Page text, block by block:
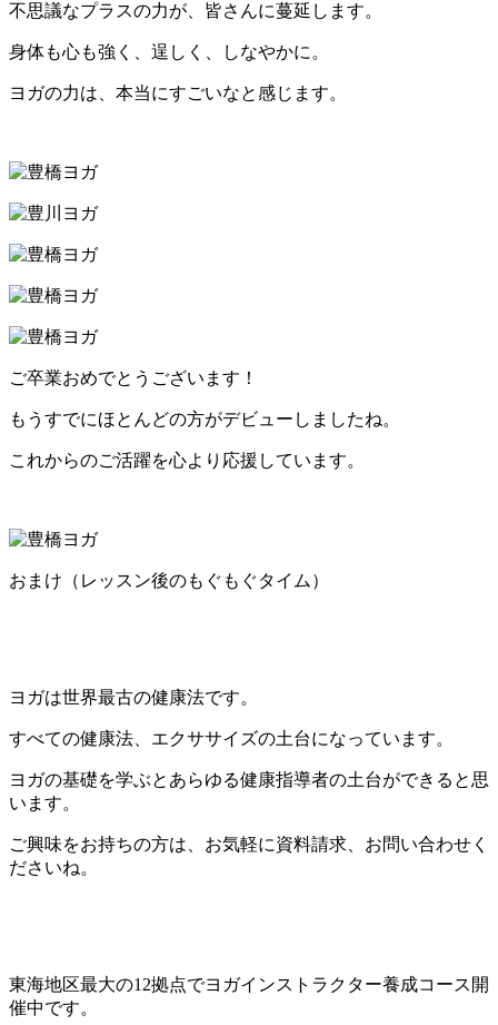
不思議なプラスの力が、皆さんに蔓延します。
身体も心も強く、逞しく、しなやかに。
ヨガの力は、本当にすごいなと感じます。
ご卒業おめでとうございます！
もうすでにほとんどの方がデビューしましたね。
これからのご活躍を心より応援しています。
おまけ（レッスン後のもぐもぐタイム）
ヨガは世界最古の健康法です。
すべての健康法、エクササイズの土台になっています。
ヨガの基礎を学ぶとあらゆる健康指導者の土台ができると思
います。
ご興味をお持ちの方は、お気軽に資料請求、お問い合わせく
ださいね。
東海地区最大の12拠点でヨガインストラクター養成コース開
催中です。